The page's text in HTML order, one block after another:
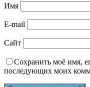
Имя
E-mail
Сайт
Сохранить моё имя,
последующих моих